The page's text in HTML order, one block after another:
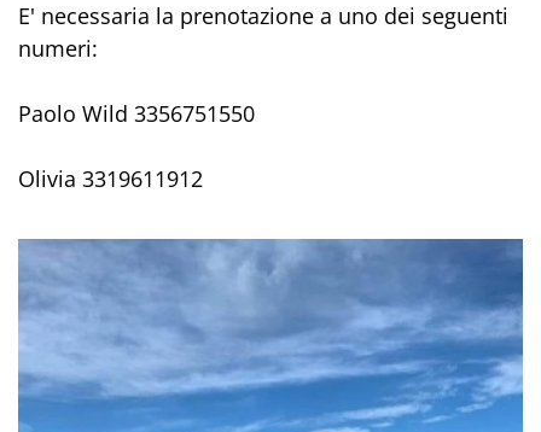
E' necessaria la prenotazione a uno dei seguenti
numeri:
Paolo Wild 3356751550
Olivia 3319611912